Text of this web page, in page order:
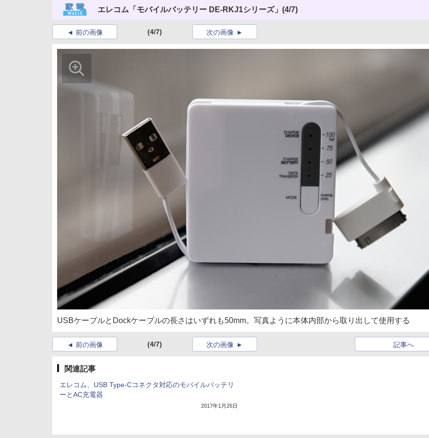
エレコム「モバイルバッテリー DE-RKJ1シリーズ」 (4/7)
前の画像 (4/7) 次の画像
USBケーブルとDockケーブルの長さはいずれも50mm。写真ように本体内部から取り出して使用する
前の画像 (4/7) 記事へ
次の画像
関連記事
エレコム、USB Type-Cコネクタ対応のモバイルバッテリ
ーとAC充電器
2017年1月26日